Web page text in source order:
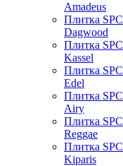
Amadeus
Плитка SPC
Dagwood
Плитка SPC
Kassel
Плитка SPC
Edel
Плитка SPC
Airy
Плитка SPC
Reggae
Плитка SPC
Kiparis